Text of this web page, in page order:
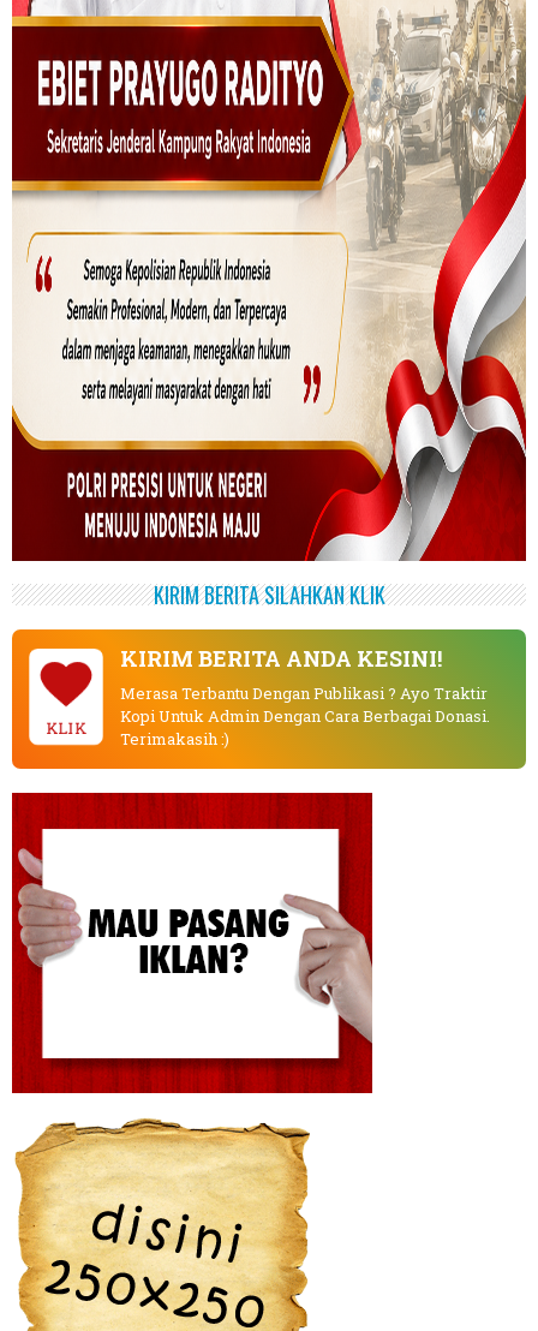
KIRIM BERITA SILAHKAN KLIK
KLIK
KIRIM BERITA ANDA KESINI!
Merasa Terbantu Dengan Publikasi ? Ayo Traktir
Kopi Untuk Admin Dengan Cara Berbagai Donasi.
Terimakasih :)